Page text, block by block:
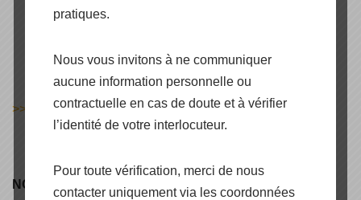
>> DECOUVRIR
NOS RÉFÉRENCES
pratiques.
Nous vous invitons à ne communiquer
aucune information personnelle ou
contractuelle en cas de doute et à vérifier
l’identité de votre interlocuteur.
Pour toute vérification, merci de nous
contacter uniquement via les coordonnées